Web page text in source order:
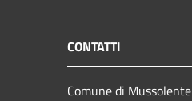
CONTATTI
Comune di Mussolente